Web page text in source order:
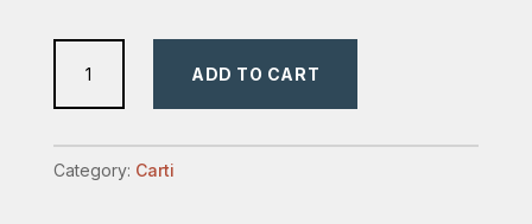
pentru
eficienta
quantity
ADD TO CART
Category: Carti